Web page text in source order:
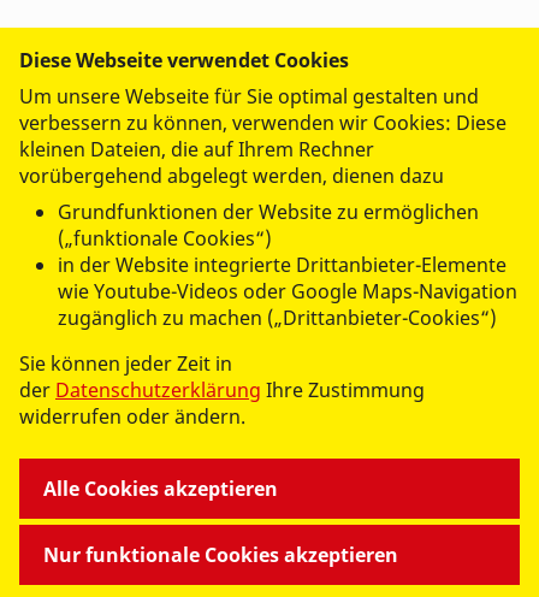
WIR IM ASB
UNSERE LEISTUNGEN
MITMACHEN UND HELFEN
© 2026 ASB RV Zittau/Görlitz e.V.
Impressum
Diese Webseite verwendet Cookies
Um unsere Webseite für Sie optimal gestalten und
verbessern zu können, verwenden wir Cookies: Diese
kleinen Dateien, die auf Ihrem Rechner
vorübergehend abgelegt werden, dienen dazu
Grundfunktionen der Website zu ermöglichen
(„funktionale Cookies“)
in der Website integrierte Drittanbieter-Elemente
wie Youtube-Videos oder Google Maps-Navigation
zugänglich zu machen („Drittanbieter-Cookies“)
Sie können jeder Zeit in
der Datenschutzerklärung Ihre Zustimmung
widerrufen oder ändern.
Nur funktionale Cookies akzeptieren
Alle Cookies akzeptieren